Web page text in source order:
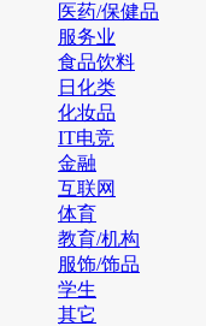
医药/保健品
服务业
食品饮料
日化类
化妆品
IT电竞
金融
互联网
体育
教育/机构
服饰/饰品
学生
其它